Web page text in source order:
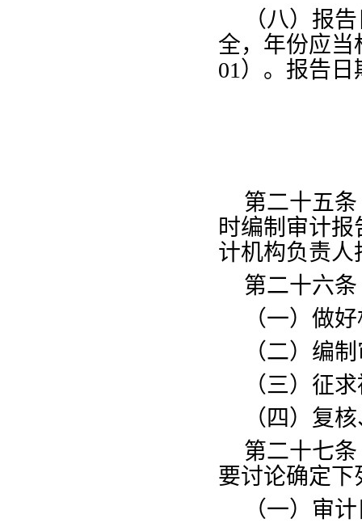
（八）报
全，年份应
01）。报告
第二十五条
时编制审计
计机构负责人
第二十六条
（一）做
（二）编
（三）征
（四）复
第二十七条
要讨论确定下
（一）审